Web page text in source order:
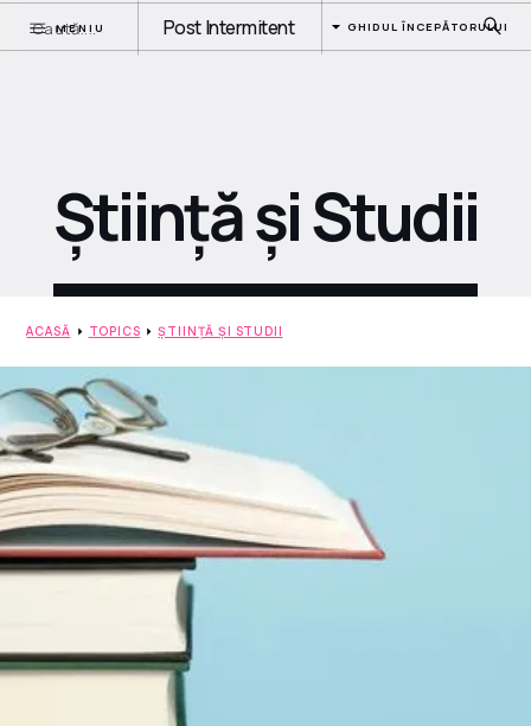
MENIU Post Intermitent GHIDUL ÎNCEPĂTORULUI
Știință și Studii
ACASĂ TOPICS ȘTIINȚĂ ȘI STUDII